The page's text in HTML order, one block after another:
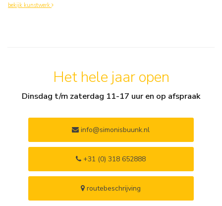
bekijk kunstwerk
Het hele jaar open
Dinsdag t/m zaterdag 11-17 uur en op afspraak
info@simonisbuunk.nl
+31 (0) 318 652888
routebeschrijving